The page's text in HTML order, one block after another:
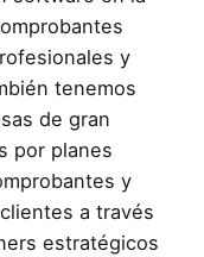
y
tenemos
de gran
por planes
y
a través
estratégicos